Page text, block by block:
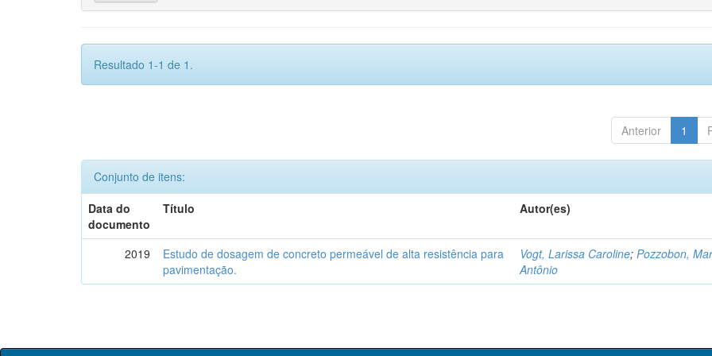
Resultado 1-1 de 1.
Anterior 1
Conjunto de itens:
Data do
documento
Título Autor(es)
2019
Estudo de dosagem de concreto permeável de alta resistência para
pavimentação.
Vogt, Larissa Caroline;Pozzobon,
Antônio